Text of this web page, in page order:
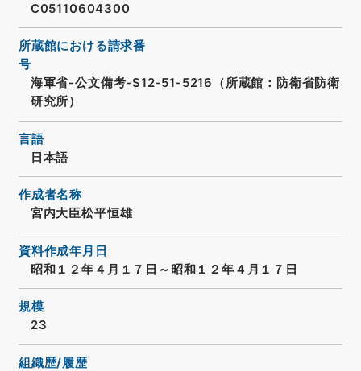
C05110604300
所蔵館における請求番
号
海軍省-公文備考-S12-51-5216（所蔵館：防衛省防衛
研究所）
言語
日本語
作成者名称
宮内大臣松平恒雄
資料作成年月日
昭和１２年４月１７日～昭和１２年４月１７日
規模
23
組織歴/履歴